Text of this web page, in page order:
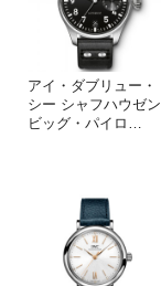
アイ・ダブリュー・
シー シャフハウゼン
ビッグ・パイロ …